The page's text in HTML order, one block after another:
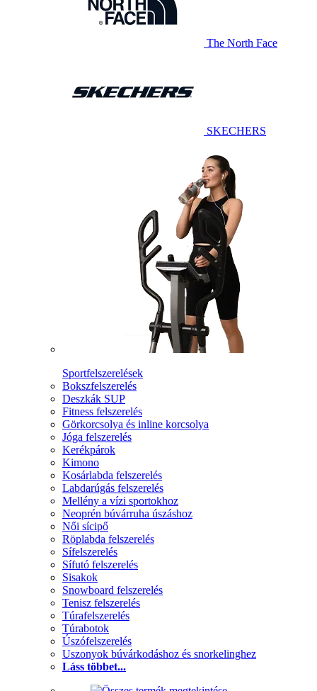
The North Face
SKECHERS
Sportfelszerelések
Bokszfelszerelés
Deszkák SUP
Fitness felszerelés
Görkorcsolya és inline korcsolya
Jóga felszerelés
Kerékpárok
Kimono
Kosárlabda felszerelés
Labdarúgás felszerelés
Mellény a vízi sportokhoz
Neoprén búvárruha úszáshoz
Női sícipő
Röplabda felszerelés
Sífelszerelés
Sífutó felszerelés
Sisakok
Snowboard felszerelés
Tenisz felszerelés
Túrafelszerelés
Túrabotok
Úszófelszerelés
Uszonyok búvárkodáshoz és snorkelinghez
Láss többet...